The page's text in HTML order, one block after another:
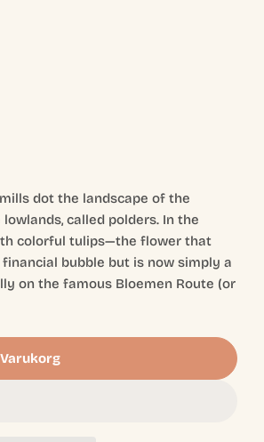
dot the landscape of the
called polders. In the
colorful tulips—the flower that
bubble but is now simply a
on the famous Bloemen Route (or
Varukorg